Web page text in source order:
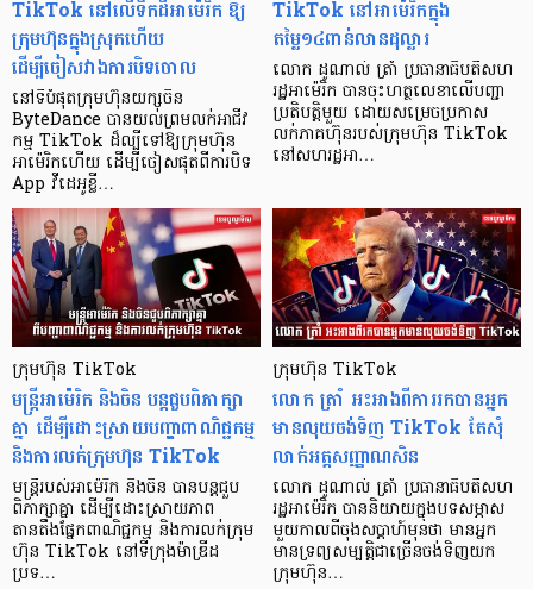
TikTok នៅលើទឹកដីអាម៉េរិក ឱ្យ
ក្រុមហ៊ុនក្នុងស្រុកហើយ
ដើម្បីចៀសវាងការបិទចោល
នៅទីបំផុតក្រុមហ៊ុនយក្សចិន
ByteDance បានយល់ព្រមលក់អាជីវ
កម្ម TikTok ដ៏ល្បីទៅឱ្យក្រុមហ៊ុន
អាម៉េរិកហើយ ដើម្បីចៀសផុតពីការបិទ
App វីដេអូខ្លី…
TikTok នៅអាម៉េរិកក្នុង
តម្លៃ១៤ពាន់លានដុល្លារ
លោក ដូណាល់ ត្រាំ ប្រធានាធិបតីសហ
រដ្ឋអាម៉េរិក បានចុះហត្ថលេខាលើបញ្ជា
ប្រតិបត្តិមួយ ដោយសម្រេចប្រកាស
លក់ភាគហ៊ុនរបស់ក្រុមហ៊ុន TikTok
នៅសហរដ្ឋអា…
ក្រុមហ៊ុន TikTok
មន្ត្រីអាម៉េរិក និងចិន បន្តជួបពិភាក្សា
គ្នា ដើម្បីដោះស្រាយបញ្ហាពាណិជ្ជកម្ម
និងការលក់ក្រុមហ៊ុន TikTok
មន្ត្រីរបស់អាម៉េរិក និងចិន បានបន្តជួប
ពិភាក្សាគ្នា ដើម្បីដោះស្រាយភាព
តានតឹងផ្នែកពាណិជ្ជកម្ម និងការលក់ក្រុម
ហ៊ុន TikTok នៅទីក្រុងម៉ាឌ្រីដ
ប្រទ…
ក្រុមហ៊ុន TikTok
លោក ត្រាំ អះអាងពីការរកបានអ្នក
មានលុយចង់ទិញ TikTok តែសុំ
លាក់អត្តសញ្ញាណសិន
លោក ដូណាល់ ត្រាំ ប្រធានាធិបតីសហ
រដ្ឋអាម៉េរិក បាននិយាយក្នុងបទសម្ភាស
មួយកាលពីចុងសប្តាហ៍មុនថា មានអ្នក
មានទ្រព្យសម្បត្តិជាច្រើនចង់ទិញយក
ក្រុមហ៊ុន…